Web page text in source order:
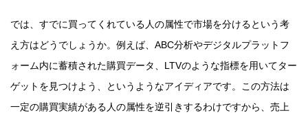
では、すでに買ってくれている人の属性で市場を分けるという考
え方はどうでしょうか。例えば、ABC分析やデジタルプラットフ
ォーム内に蓄積された購買データ、LTVのような指標を用いてター
ゲットを見つけよう、というようなアイディアです。この方法は
一定の購買実績がある人の属性を逆引きするわけですから、売上